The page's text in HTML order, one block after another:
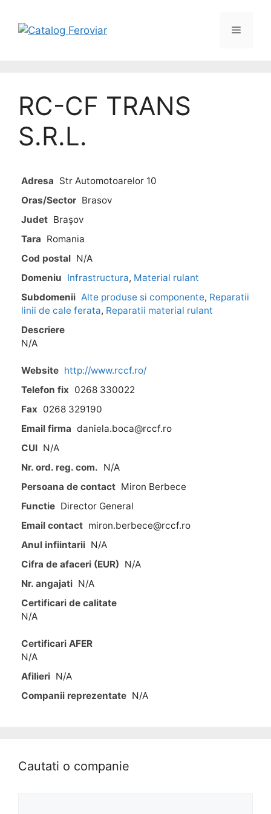
RC-CF TRANS
S.R.L.
Adresa Str Automotoarelor 10
Oras/Sector Brasov
Judet Braşov
Tara Romania
Cod postal N/A
Domeniu Infrastructura, Material rulant
Subdomenii Alte produse si componente, Reparatii
linii de cale ferata, Reparatii material rulant
Descriere
N/A
Website http://www.rccf.ro/
Telefon fix 0268 330022
Fax 0268 329190
Email firma daniela.boca@rccf.ro
CUI N/A
Nr. ord. reg. com. N/A
Persoana de contact Miron Berbece
Functie Director General
Email contact miron.berbece@rccf.ro
Anul infiintarii N/A
Cifra de afaceri (EUR) N/A
Nr. angajati N/A
Certificari de calitate
N/A
Certificari AFER
N/A
Afilieri N/A
Companii reprezentate N/A
Cautati o companie